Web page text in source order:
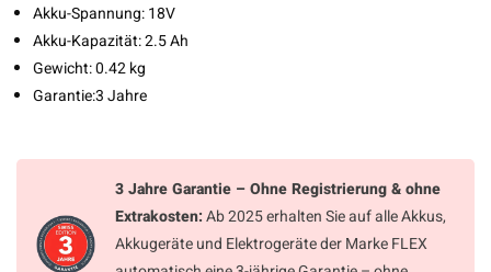
Akku-Spannung:18V
Akku-Kapazität:2.5 Ah
Gewicht:0.42 kg
Garantie:3 Jahre
3 Jahre Garantie – Ohne Registrierung & ohne
Extrakosten:Ab 2025 erhalten Sie auf alle Akkus,
Akkugeräte und Elektrogeräte der Marke FLEX